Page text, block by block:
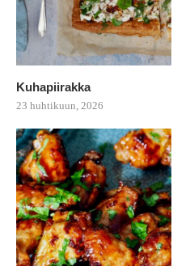
Kuhapiirakka
23 huhtikuun, 2026